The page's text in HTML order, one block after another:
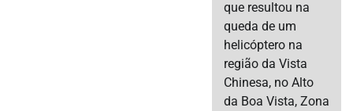
que resultou na
queda de um
helicóptero na
região da Vista
Chinesa, no Alto
da Boa Vista, Zona